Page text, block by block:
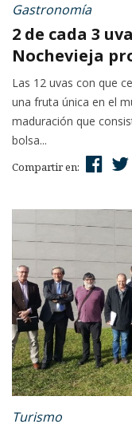
Gastronomía
2 de cada 3
Nochevieja
Las 12 uvas con que
una fruta única en el
maduración que
bolsa...
Compartir en:
Turismo